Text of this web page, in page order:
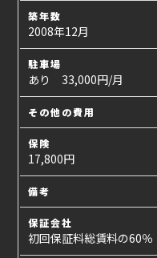
築年数
2008年12月
駐車場
あり 33,000円/月
その他の費用
保険
17,800円
備考
保証会社
初回保証料総賃料の60％